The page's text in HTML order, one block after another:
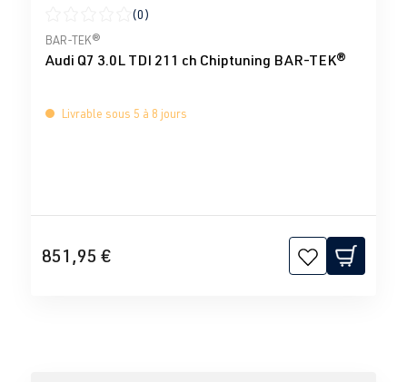
Note moyenne de 0 sur 5 étoiles
(0)
BAR-TEK®
Audi Q7 3.0L TDI 211 ch Chiptuning BAR-TEK®
Livrable sous 5 à 8 jours
851,95 €